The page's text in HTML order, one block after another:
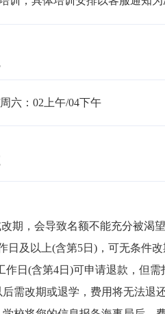
六：02上午/04下午
期，会导致名额不能充分被渴
日及以上(含第5日)，可无条件
作日(含第4日)可申请退款，但
需改期或退学，费用将无法退